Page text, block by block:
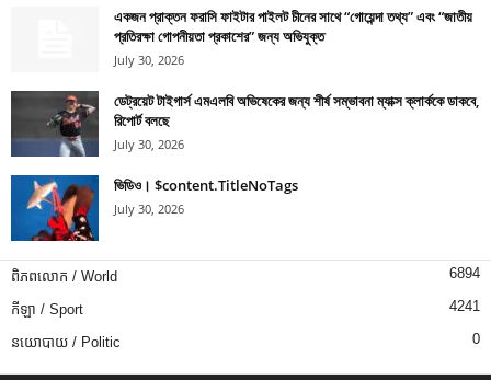
একজন প্রাক্তন ফরাসি ফাইটার পাইলট চীনের সাথে “গোয়েন্দা তথ্য” এবং “জাতীয়
প্রতিরক্ষা গোপনীয়তা প্রকাশের” জন্য অভিযুক্ত
July 30, 2026
ডেট্রয়েট টাইগার্স এমএলবি অভিষেকের জন্য শীর্ষ সম্ভাবনা ম্যাক্স ক্লার্ককে ডাকবে,
রিপোর্ট বলছে
July 30, 2026
ভিডিও। $content.TitleNoTags
July 30, 2026
ពិភពលោក / World 6894
កីឡា / Sport 4241
នយោបាយ / Politic 0